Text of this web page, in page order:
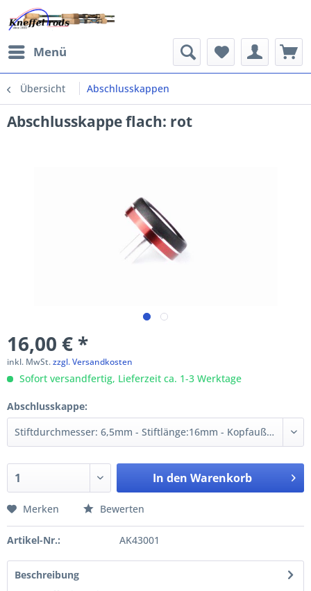
Menü
Übersicht Abschlusskappen
Abschlusskappe flach: rot
16,00 € *
inkl. MwSt.zzgl. Versandkosten
Sofort versandfertig, Lieferzeit ca. 1-3 Werktage
Abschlusskappe:
In den Warenkorb
Merken Bewerten
Artikel-Nr.: AK43001
Beschreibung